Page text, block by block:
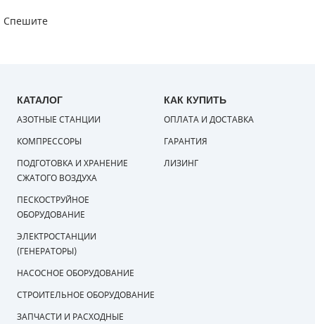
Спешите
КАТАЛОГ
АЗОТНЫЕ СТАНЦИИ
КОМПРЕССОРЫ
ПОДГОТОВКА И ХРАНЕНИЕ
СЖАТОГО ВОЗДУХА
ПЕСКОСТРУЙНОЕ
ОБОРУДОВАНИЕ
ЭЛЕКТРОСТАНЦИИ
(ГЕНЕРАТОРЫ)
НАСОСНОЕ ОБОРУДОВАНИЕ
СТРОИТЕЛЬНОЕ ОБОРУДОВАНИЕ
ЗАПЧАСТИ И РАСХОДНЫЕ
КАК КУПИТЬ
ОПЛАТА И ДОСТАВКА
ГАРАНТИЯ
ЛИЗИНГ
РЕЛЕ ДАВЛЕНИЯ ДЛЯ ДЛЯ КОМПРЕССОРОВ
ЗАПЧАСТИ ДЛЯ ВИНТОВЫХ КОМПРЕССОРОВ
КОНДЕНСАТООТВОДЧИКИ
СМЕННЫЕ ЭЛЕМЕНТЫ МАГИСТРАЛЬНЫХ
ДЛЯ АДСОРБЦИОННЫХ ОСУШИТЕЛЕЙ
ЭЛЕКТРОДВИГАТЕЛИ
БЕНЗИНОВЫЕ ДВИГАТЕЛИ
ДИЗЕЛЬНЫЕ ДВИГАТЕЛИ